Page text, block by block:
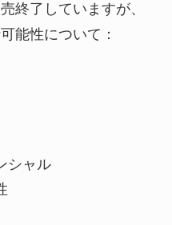
終了していますが、
能性について：
シャル